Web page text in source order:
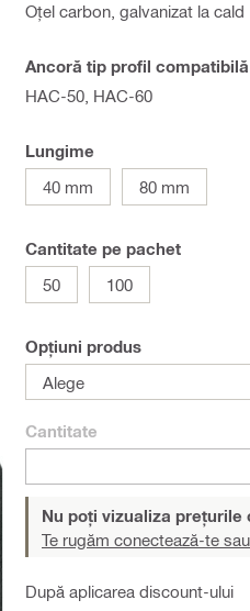
Oțel carbon, galvanizat la cald
Ancoră tip profil compatibilă
HAC-50, HAC-60
Lungime
40 mm
80 mm
Cantitate pe pachet
50
100
Opțiuni produs
Alege
Cantitate
Nu poți vizualiza prețurile
Te rugăm conectează-te
După aplicarea discount-ului